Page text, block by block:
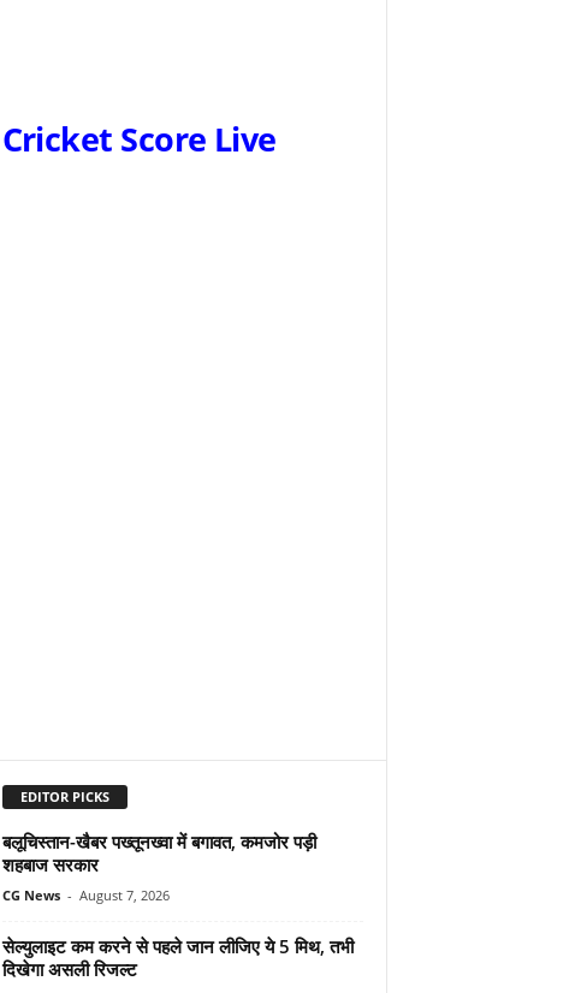
Cricket Score Live
EDITOR PICKS
बलूचिस्तान-खैबर पख्तूनख्वा में बगावत, कमजोर पड़ी
शहबाज सरकार
CG News - August 7, 2026
सेल्युलाइट कम करने से पहले जान लीजिए ये 5 मिथ, तभी
दिखेगा असली रिजल्ट